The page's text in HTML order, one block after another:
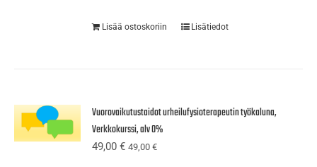
Lisää ostoskoriin Lisätiedot
Vuorovaikutustaidot urheilufysioterapeutin työkaluna,
Verkkokurssi, alv 0%
49,00€ 49,00€